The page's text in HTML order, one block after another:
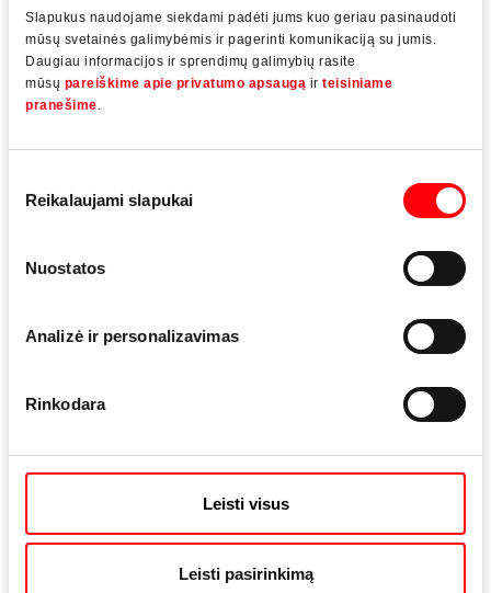
Slapukus naudojame siekdami padėti jums kuo geriau pasinaudoti
mūsų svetainės galimybėmis ir pagerinti komunikaciją su jumis.
Daugiau informacijos ir sprendimų galimybių rasite
mūsų pareiškime apie privatumo apsaugą ir teisiniame
pranešime
pasirinkimas
Reikalaujami slapukai
Nuostatos
Analizė ir personalizavimas
Rinkodara
Leisti visus
Leisti pasirinkimą
Atsisiųsti reportažą
Partnerystės diskusija ir Roto NX įdiegimas
Produktai